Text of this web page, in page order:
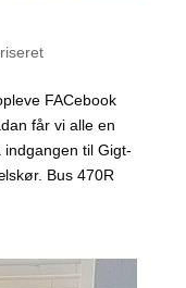
FACe­book
får vi alle en
ind­gan­gen til Gigt­
Bus 470R